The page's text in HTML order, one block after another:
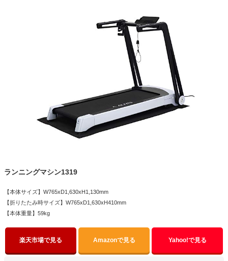
ランニングマシン1319
【本体サイズ】W765xD1,630xH1,130mm
【折りたたみ時サイズ】W765xD1,630xH410mm
【本体重量】59kg
楽天市場で見る Amazonで見る Yahoo!で見る